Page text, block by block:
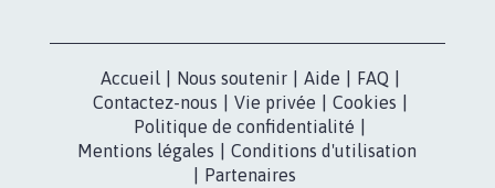
Accueil Nous soutenir Aide FAQ
Contactez-nous
Vie privée Cookies
Politique de confidentialité
Mentions légales
Conditions d'utilisation
Partenaires